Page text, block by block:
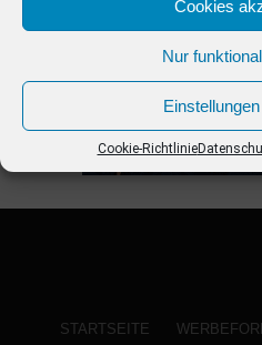
Cookies
Nur
Cookie-Richtlinie
STARTSEITE